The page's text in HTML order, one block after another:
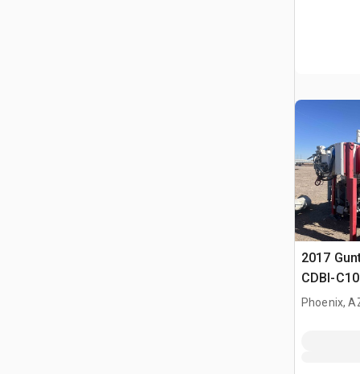
2017
CDBI-
Inserter
Phoenix,